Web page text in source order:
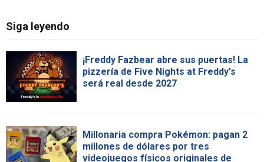
Siga leyendo
¡Freddy Fazbear abre sus puertas! La
pizzería de Five Nights at Freddy's
será real desde 2027
Millonaria compra Pokémon: pagan 2
millones de dólares por tres
videojuegos físicos originales de